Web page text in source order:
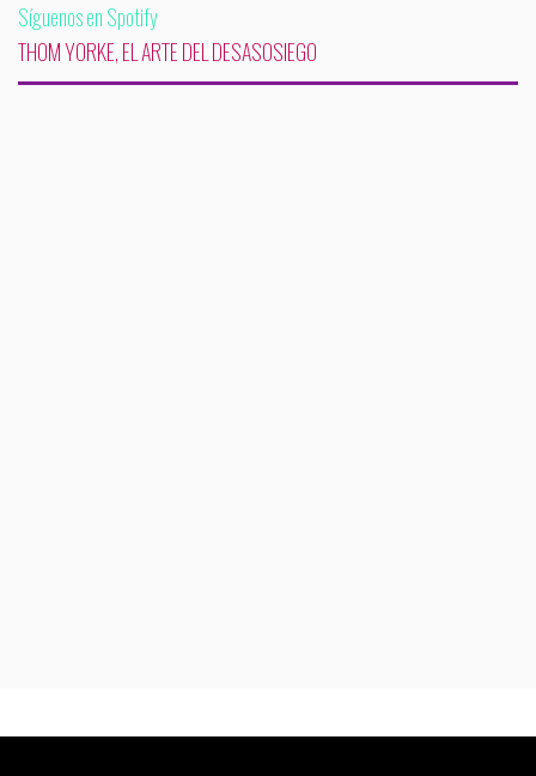
Síguenos en Spotify
THOM YORKE, EL ARTE DEL DESASOSIEGO